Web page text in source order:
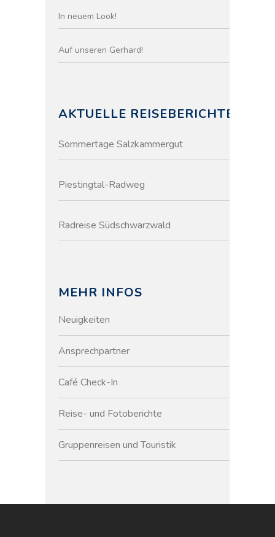
In neuem Look!
Auf unseren Gerhard!
AKTUELLE REISEBERICHTE
Sommertage Salzkammergut
Piestingtal-Radweg
Radreise Südschwarzwald
MEHR INFOS
Neuigkeiten
Ansprechpartner
Café Check-In
Reise- und Fotoberichte
Gruppenreisen und Touristik